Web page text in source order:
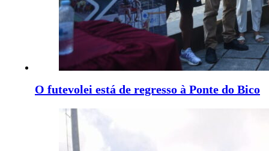
O futevolei está de regresso à Ponte do Bico